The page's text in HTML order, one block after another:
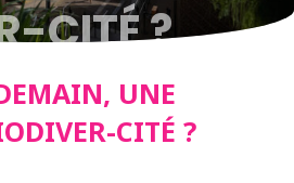
CITÉ ?
UNE
CITÉ ?